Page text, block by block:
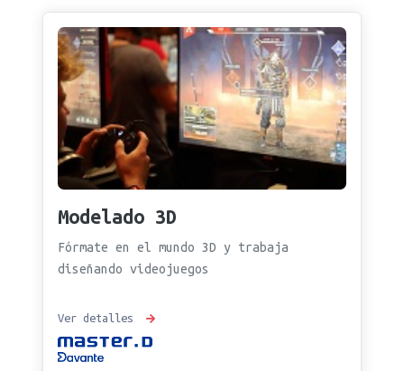
Modelado 3D
Fórmate en el mundo 3D y trabaja
diseñando videojuegos
Ver detalles